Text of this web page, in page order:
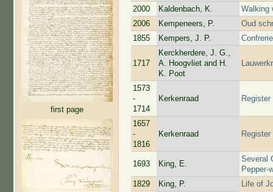
first page
2000
Kaldenbach, K.
Walking
2006
Kempeneers, P.
Oud
1855
Kempers, J. P.
1717
Kerckherdere, J. G.,
A. Hoogvliet and H.
K. Poot
1573
-
1714
Kerkenraad
1657
-
1816
Kerkenraad
1693 King, E.
Several
Pepper-
1829
King, P.
Life of